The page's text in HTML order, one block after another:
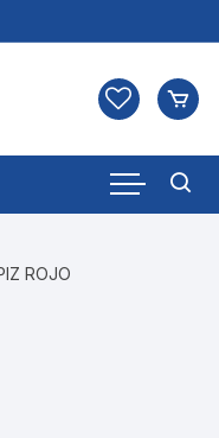
ROJO